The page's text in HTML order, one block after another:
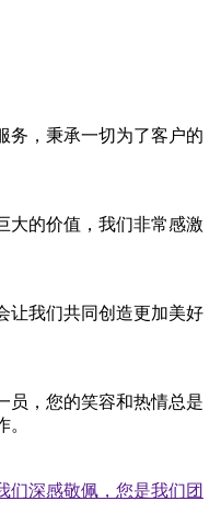
务，秉承一切为了客户的
大的价值，我们非常感激
让我们共同创造更加美好
员，您的笑容和热情总是
们深感敬佩，您是我们团